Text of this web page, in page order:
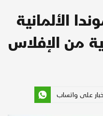
الألمانية
من الإفلاس
على واتساب